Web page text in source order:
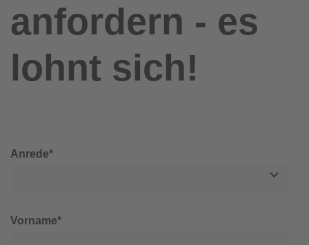
anfordern - es
lohnt sich!
Anrede*
Vorname*